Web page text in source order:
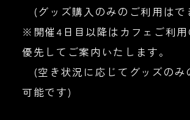
(グッズ購入のみのご利用はで
※開催4日目以降はカフェご利用
優先してご案内いたします。
(空き状況に応じてグッズのみ
可能です)